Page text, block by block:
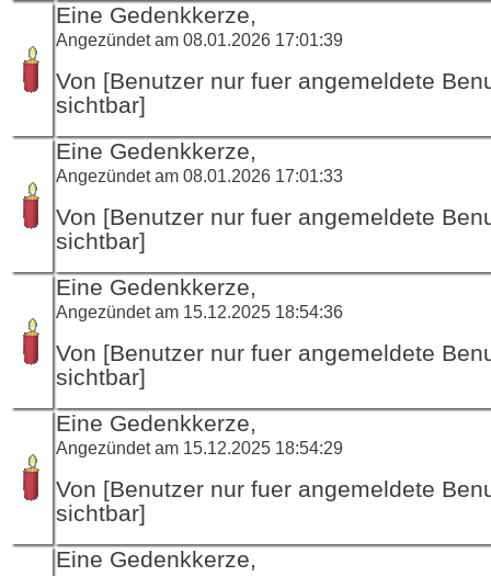
Eine Gedenkkerze,
Angezündet am 08.01.2026 17:01:39
Von [Benutzer nur fuer angemeldete
sichtbar]
Eine Gedenkkerze,
Angezündet am 08.01.2026 17:01:33
Von [Benutzer nur fuer angemeldete
sichtbar]
Eine Gedenkkerze,
Angezündet am 15.12.2025 18:54:36
Von [Benutzer nur fuer angemeldete
sichtbar]
Eine Gedenkkerze,
Angezündet am 15.12.2025 18:54:29
Von [Benutzer nur fuer angemeldete
sichtbar]
Eine Gedenkkerze,